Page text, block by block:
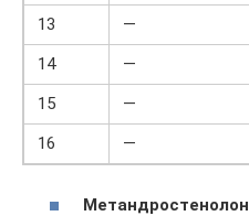
13 —
14
—
15
—
16
—
Метандростенолон